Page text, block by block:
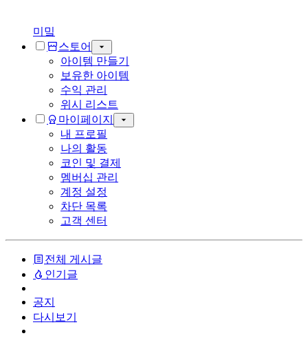
미밐
스토어
아이템 만들기
보유한 아이템
수익 관리
위시 리스트
마이페이지
내 프로필
나의 활동
코인 및 결제
멤버십 관리
계정 설정
차단 목록
고객 센터
전체 게시글
인기글
공지
다시보기